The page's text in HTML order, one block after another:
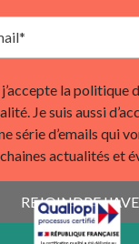
j’accepte la politique
Je suis aussi
série d’emails qui
actualités et